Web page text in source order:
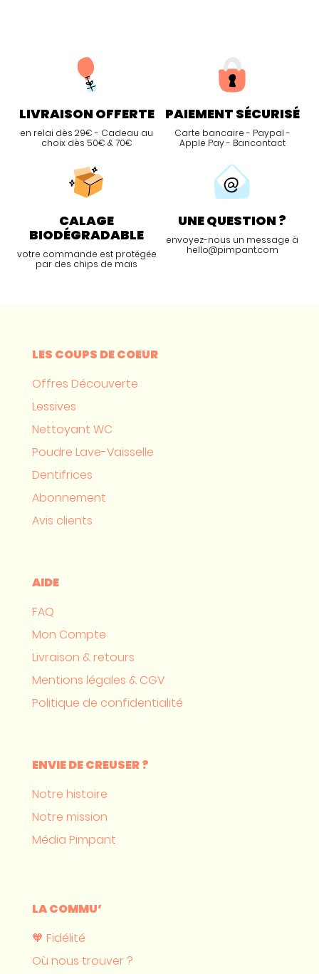
LIVRAISON OFFERTE
en relai dès 29€ - Cadeau au
choix dès 50€ & 70€
PAIEMENT SÉCURISÉ
Carte bancaire - Paypal -
Apple Pay - Bancontact
CALAGE
BIODÉGRADABLE
votre commande est protégée
par des chips de maïs
UNE QUESTION ?
envoyez-nous un message à
hello@pimpant.com
LES COUPS DE COEUR
Offres Découverte
Lessives
Nettoyant WC
Poudre Lave-Vaisselle
Dentifrices
Abonnement
Avis clients
AIDE
FAQ
Mon Compte
Livraison & retours
Mentions légales & CGV
Politique de confidentialité
ENVIE DE CREUSER ?
Notre histoire
Notre mission
Média Pimpant
LA COMMU’
🧡 Fidélité
Où nous trouver ?